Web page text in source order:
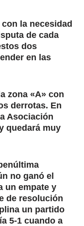
la necesidad
de cada
dos
en las
zona «A» con
derrotas. En
Asociación
quedará muy
no ganó el
un empate y
de resolución
un partido
5-1 cuando a